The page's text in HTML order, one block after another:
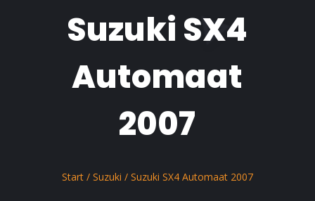
Suzuki SX4
Automaat
2007
Start/ Suzuki / Suzuki SX4 Automaat 2007